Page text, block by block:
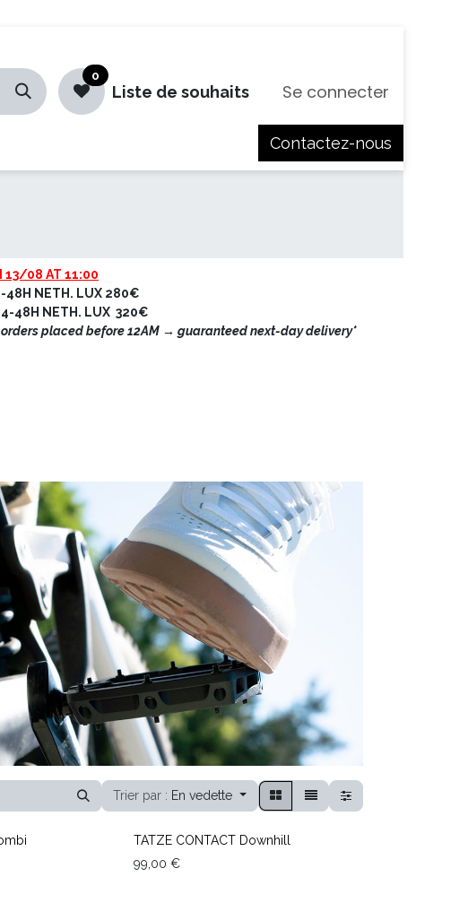
0
Liste de souhaits Se connecter
Contactez-nous
13/08 AT 11:00
NETH. LUX 280€
48H NETH. LUX 320€
placed before 12AM → guaranteed next-day delivery*
Trier par : En vedette
TOP SALES
TATZE CONTACT Downhill
99,00 €